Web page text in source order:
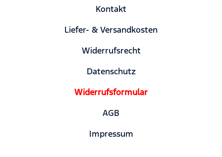
Kontakt
Liefer- & Versandkosten
Widerrufsrecht
Datenschutz
Widerrufsformular
AGB
Impressum